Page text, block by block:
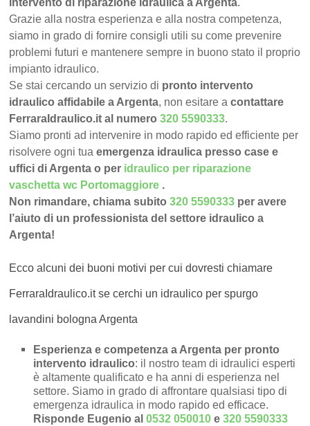
intervento di riparazione idraulica a Argenta.
Grazie alla nostra esperienza e alla nostra competenza,
siamo in grado di fornire consigli utili su come prevenire
problemi futuri e mantenere sempre in buono stato il proprio
impianto idraulico.
Se stai cercando un servizio di pronto intervento
idraulico affidabile a Argenta, non esitare acontattare
FerraraIdraulico.it al numero320 5590333.
Siamo pronti ad intervenire in modo rapido ed efficiente per
risolvere ogni tuaemergenza idraulica presso case e
uffici di Argenta o per idraulico per riparazione
vaschetta wc Portomaggiore .
Non rimandare, chiama subito320 5590333 per avere
l’aiuto di un professionista del settore idraulico a
Argenta!
Ecco alcuni dei buoni motivi per cui dovresti chiamare
FerraraIdraulico.it se cerchi un idraulico per spurgo
lavandini bologna Argenta
Esperienza e competenza a Argenta per pronto
intervento idraulico: il nostro team di idraulici esperti
è altamente qualificato e ha anni di esperienza nel
settore. Siamo in grado di affrontare qualsiasi tipo di
emergenza idraulica in modo rapido ed efficace.
Risponde Eugenio al0532 050010 e320 5590333